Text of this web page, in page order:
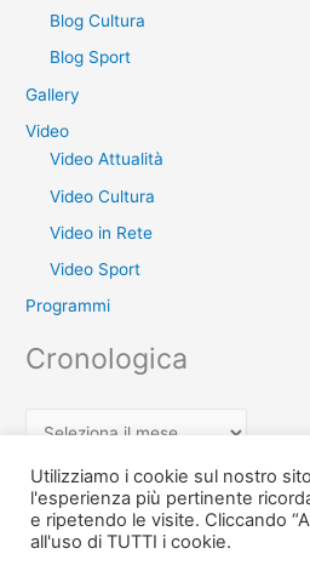
Blog Cultura
Blog Sport
Gallery
Video
Video Attualità
Video Cultura
Video in Rete
Video Sport
Programmi
Cronologica
o
n
o
Copyright © 2026 Teche Treccia -
Utilizziamo i cookie sul nostro
l'esperienza più pertinente
e ripetendo le visite. Cliccando
all'uso di TUTTI i cookie.